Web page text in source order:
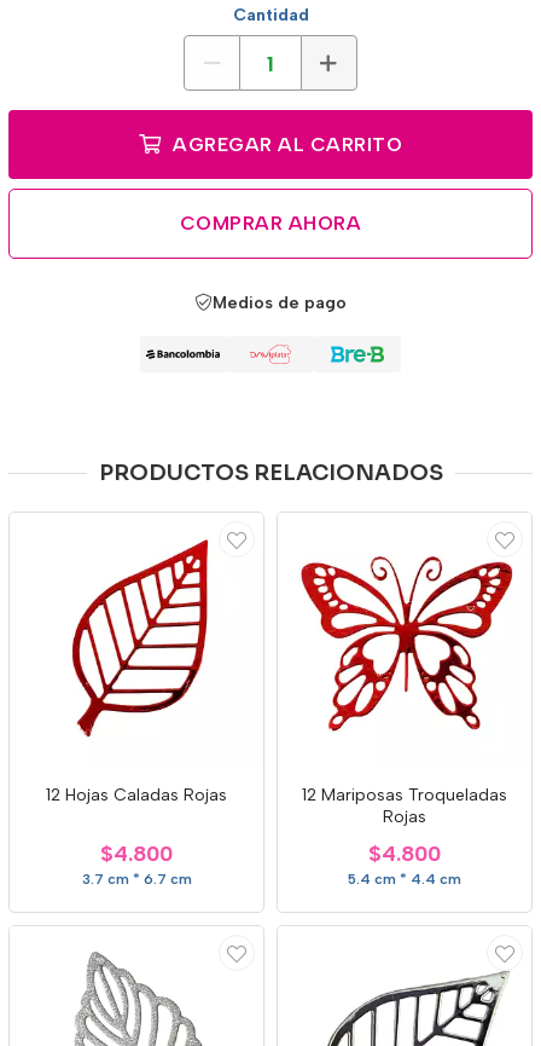
Cantidad
AGREGAR AL CARRITO
COMPRAR AHORA
Medios de pago
PRODUCTOS RELACIONADOS
12 Hojas Caladas Rojas
$4.800
3.7 cm * 6.7 cm
12 Mariposas Troqueladas
Rojas
$4.800
5.4 cm * 4.4 cm